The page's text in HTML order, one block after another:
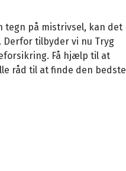
tegn på mistrivsel, kan det
tilbyder vi nu Tryg
Få hjælp til at
råd til at finde den bedste